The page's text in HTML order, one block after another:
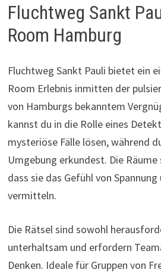
Fluchtweg Sankt
Room Hamburg
Fluchtweg Sankt Pauli bietet ein
Room Erlebnis inmitten der
von Hamburgs bekanntem
kannst du in die Rolle eines
mysteriöse Fälle lösen, während
Umgebung erkundest. Die
dass sie das Gefühl von
vermitteln.
Die Rätsel sind sowohl
unterhaltsam und erfordern
Denken. Ideale für Gruppen von